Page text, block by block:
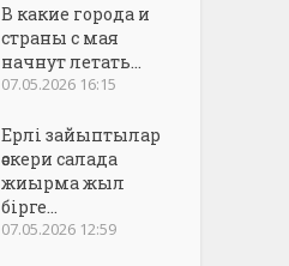
В какие города и
страны с мая
начнут летать...
07.05.2026 16:15
Ерлі зайыптылар
әскери салада
жиырма жыл
бірге...
07.05.2026 12:59